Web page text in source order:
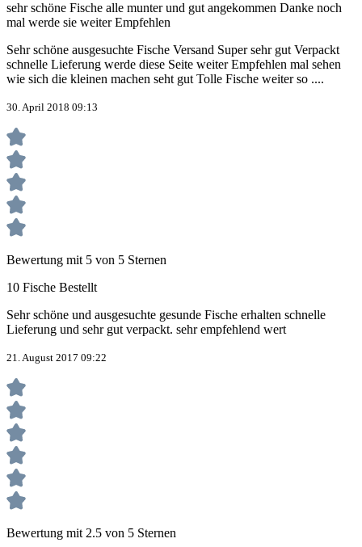
sehr schöne Fische alle munter und gut angekommen Danke noch
mal werde sie weiter Empfehlen
Sehr schöne ausgesuchte Fische Versand Super sehr gut Verpackt
schnelle Lieferung werde diese Seite weiter Empfehlen mal sehen
wie sich die kleinen machen seht gut Tolle Fische weiter so ....
30. April 2018 09:13
Bewertung mit 5 von 5 Sternen
10 Fische Bestellt
Sehr schöne und ausgesuchte gesunde Fische erhalten schnelle
Lieferung und sehr gut verpackt. sehr empfehlend wert
21. August 2017 09:22
Bewertung mit 2.5 von 5 Sternen